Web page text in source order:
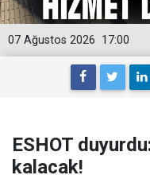
17:00
07 Ağustos 2026
ESHOT
kalacak!